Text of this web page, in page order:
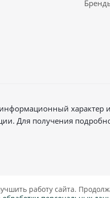
характер
Для получения
работу сайта.